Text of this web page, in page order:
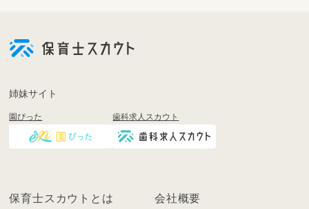
登
く
ン
姉妹サイト
園ぴった 歯科求人スカウト
保育士スカウトとは 会社概要